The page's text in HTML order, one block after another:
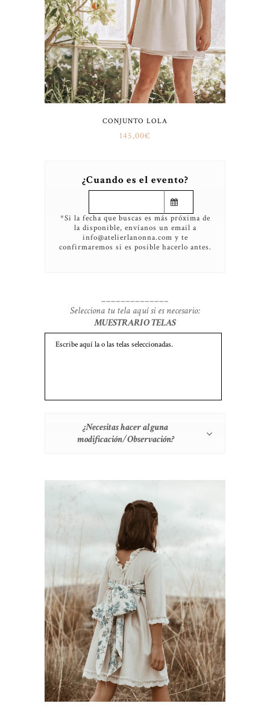
CONJUNTO LOLA
145,00€
¿Cuando es el evento?
*Si la fecha que buscas es más próxima de
la disponible, envíanos un email a
info@atelierlanonna.com y te
confirmaremos si es posible hacerlo antes.
______________
Selecciona tu tela aquí si es necesario:
MUESTRARIO TELAS
¿Necesitas hacer alguna
modificación/Observación?